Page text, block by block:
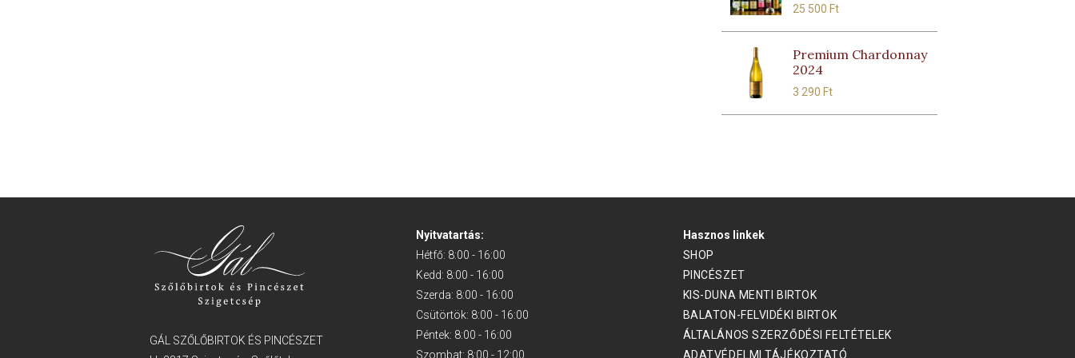
25 500 Ft
Premium Chardonnay
2024
3 290 Ft
GÁL SZŐLŐBIRTOK ÉS PINCÉSZET
Nyitvatartás:
Hétfő: 8:00 - 16:00
Kedd: 8:00 - 16:00
Szerda: 8:00 - 16:00
Csütörtök: 8:00 - 16:00
Péntek: 8:00 - 16:00
Szombat: 8:00 - 12:00
Hasznos linkek
SHOP
PINCÉSZET
KIS-DUNA MENTI BIRTOK
BALATON-FELVIDÉKI BIRTOK
ÁLTALÁNOS SZERZŐDÉSI FELTÉTELEK
ADATVÉDELMI TÁJÉKOZTATÓ